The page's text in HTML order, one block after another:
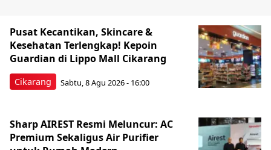
Cikarang
Pusat Kecantikan, Skincare &
Kesehatan Terlengkap! Kepoin
Guardian di Lippo Mall Cikarang
Sabtu, 8 Agu 2026 - 16:00
Sharp AIREST Resmi Meluncur: AC
Premium Sekaligus Air Purifier